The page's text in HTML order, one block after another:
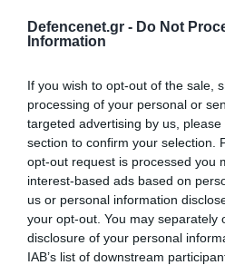
Defencenet.gr - Do Not
Information
If you wish to opt-out of the sale,
processing of your personal or
targeted advertising by us,
section to confirm your selection.
opt-out request is processed you
interest-based ads based on
us or personal information
your opt-out. You may separately
disclosure of your personal
IAB’s list of downstream
06.08.2026 | 09:03
Μαροκινός παράνομος
σε 42χρονη σε στάση Τραμ
απείλησε ότι θα την